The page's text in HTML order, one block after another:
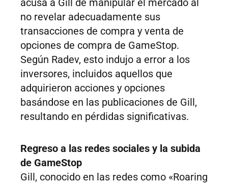
acusa a Gill de manipular el mercado al
no revelar adecuadamente sus
transacciones de compra y venta de
opciones de compra de GameStop.
Según Radev, esto indujo a error a los
inversores, incluidos aquellos que
adquirieron acciones y opciones
basándose en las publicaciones de Gill,
resultando en pérdidas significativas.
Regreso a las redes sociales y la subida
de GameStop
Gill, conocido en las redes como «Roaring